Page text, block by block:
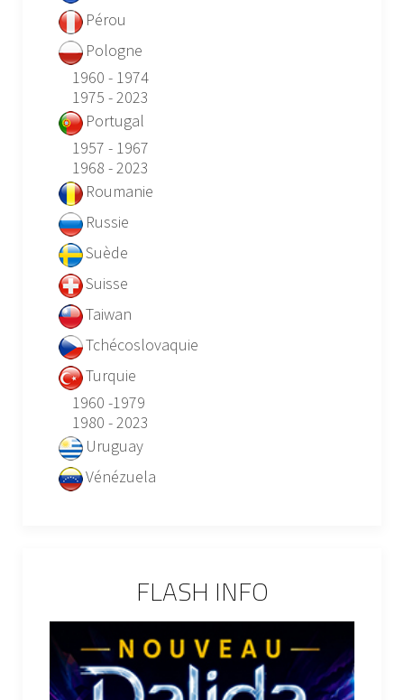
Pérou
Pologne
1960 - 1974
1975 - 2023
Portugal
1957 - 1967
1968 - 2023
Roumanie
Russie
Suède
Suisse
Taiwan
Tchécoslovaquie
Turquie
1960 -1979
1980 - 2023
Uruguay
Vénézuela
FLASH INFO